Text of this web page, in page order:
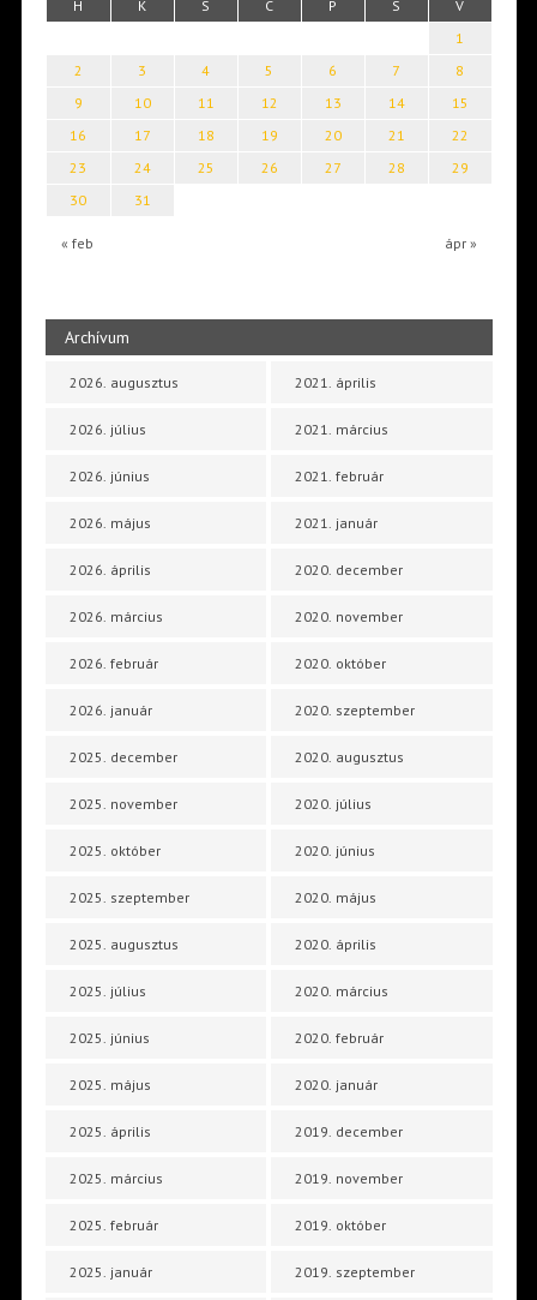
H K S C P S V
« feb ápr »
1
2
3 4 5 6 7
8
9
10 11 12 13 14
15
16
17 18 19 20 21
22
23
24 25 26 27 28
29
30
31
Archívum
2026. augusztus
2026. július
2026. június
2026. május
2026. április
2026. március
2026. február
2026. január
2025. december
2025. november
2025. október
2025. szeptember
2025. augusztus
2025. július
2025. június
2025. május
2025. április
2025. március
2025. február
2025. január
2021. április
2021. március
2021. február
2021. január
2020. december
2020. november
2020. október
2020. szeptember
2020. augusztus
2020. július
2020. június
2020. május
2020. április
2020. március
2020. február
2020. január
2019. december
2019. november
2019. október
2019. szeptember